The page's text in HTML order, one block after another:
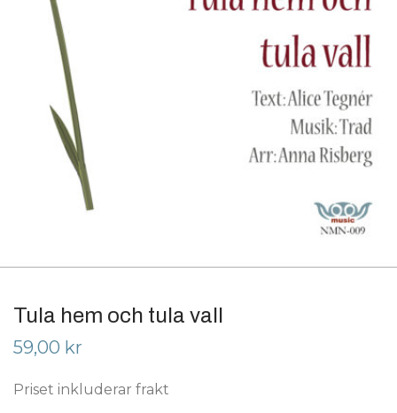
Tula hem och tula vall
59,00 kr
Priset inkluderar frakt